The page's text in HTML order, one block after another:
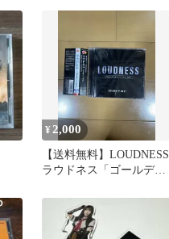
ット
¥ 2,000
【送料無料】LOUDNESS
ラウドネス「ゴールデン